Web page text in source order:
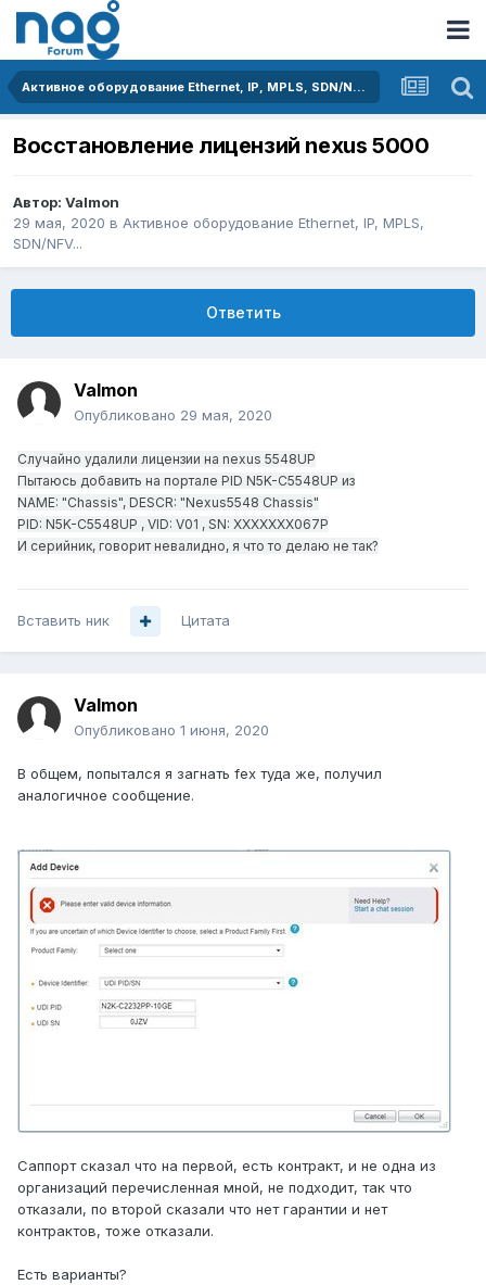
Активное оборудование Ethernet, IP, MPLS, SDN/NFV...
Восстановление лицензий nexus 5000
Автор: Valmon
29 мая, 2020 в Активное оборудование Ethernet, IP, MPLS,
SDN/NFV...
Ответить
Valmon
Опубликовано 29 мая, 2020
Случайно удалили лицензии на nexus 5548UP
Пытаюсь добавить на портале PID N5K-C5548UP из
NAME: "Chassis", DESCR: "Nexus5548 Chassis"
PID: N5K-C5548UP , VID: V01 , SN: XXXXXXX067P
И серийник, говорит невалидно, я что то делаю не так?
Вставить ник Цитата
Valmon
Опубликовано 1 июня, 2020
В общем, попытался я загнать fex туда же, получил
аналогичное сообщение.
Саппорт сказал что на первой, есть контракт, и не одна из
организаций перечисленная мной, не подходит, так что
отказали, по второй сказали что нет гарантии и нет
контрактов, тоже отказали.
Есть варианты?